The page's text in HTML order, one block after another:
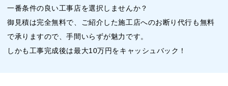
一番条件の良い工事店を選択しませんか？
御見積は完全無料で、ご紹介した施工店へのお断り代行も無料
で承りますので、手間いらずが魅力です。
しかも工事完成後は最大10万円をキャッシュバック！